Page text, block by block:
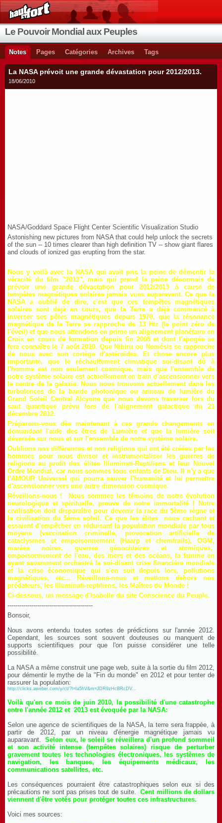
Le Pouvoir Mondial aux Peuples
Notes Pages Catégories Archives Tags
La NASA prévoit une grande dévastation pour 2012/2013.
18/06/2010
NASA/Goddard Space Flight Center Scientific Visualization Studio
Astonishing new pictures from NASA that could help unlock the secrets
of the sun -- 10 times clearer than high definition TV -- show giant flares
and clouds of ionized gas erupting from the star.
Nous y voilà avec la NASA qui avait pris la peine de démentir la
véracité du film "2012", mais qui prend la peine désormais de
prévoir une grande dévastation pour 2012/2013 à cause de
tempêtes magnétiques solaires jamais vues auparavant. Ce que la
NASA a oublié de dire, c'est que ces tempêtes magnétiques
solaires sont déjà en cours, que la Terre a déjà commencé à
inverser ses pôles magnétiques depuis 1970, que la résonance
magnétique de la Terre se rapproche de 13 Htz (le point zéro de
l'éveil) et que nous attendons en prime un alignement planétaire en
Croix en cours de formation depuis fin 2008 et dont l'apogée se
fera connaître le 7 août 2010. Que Nibiru ou Nemésis se rapproche
de nous avec son cortège d'astéroïdes. Et chose encore plus
importante, que le réchauffement climatique soi-disant dû à
l'homme est non seulement cosmique, mais que l'ensemble de
notre système solaire est actuellement en train d'ascensionner vers
le centre de la galaxie. Nous nous trouvons actuellement dans les
turbulences de la bande photonique ou anneau de lumière du
Grand Soleil Central Alcyone que nous devons traverser lors du
saut quantique prévu lors de l'alignement galactique du 21
décembre 2012.
Préparons-vous dès maintenant à ces grands changements en
demandant l'aide des êtres de Lumière et que la lumière soit
déversée sur nous et sur l'ensemble de notre système solaire.
Oublions nos différences et nos religions qui ont été créées par les
hommes pour nous diviser et instrumentaliser les guerres de
religions au profit des élites Illuminati-Reptiliens et leur Nouvel
Ordre Mondial, car nous sommes tous enfants de Dieu. Il n'y a que
l'AMOUR Universel qui pourra sauver l'humanité et lui permettre
d'ascensionner vers une autre dimension cosmique.
Réveillons-nous ! Nous sommes les témoins de notre évolution
neurologique et spirituelle, preuve de notre immortalité ! Notre
civilisation doit disparaître pour devenir la race du 5ème règne et
la civilisation du 5ème soleil. Ce que les élites nous cachent et
essaient d'empêcher en réduisant la population mondiale par tous
moyens (vaccination criminelle, provocation artificielle de
cataclysmes et empoisonnement (Haarp et chemtrails), OGM,
marées noires, guerres génocidaires et atomiques,
empoisonnement de l'eau, des mers et des océans, la famine en
ayant savamment orchestré la soi-disant crise financière mondiale
et la crise économique qui s'en suit depuis lors, pollutions
magnétiques, etc... Réveillons-nous et mettons dehors nos
prédateurs, les Illuminati-reptiliens, les Maîtres du Monde !
Ci-dessous, un message d'Isabelle du site Conscience du Peuple.
-------------------------------------------
Bonsoir,
Nous avons entendu toutes sortes de prédictions sur l'année 2012.
Cependant, les sources sont souvent douteuses ou manquent de
supports scientifiques pour que l'on puisse considérer une telle
possibilité.
La NASA a même construit une page web, suite à la sortie du film 2012,
pour démentir le mythe de la "Fin du monde" en 2012 et pour tenter de
rassurer la population:
http://clicks.aweber.com/y/ct/?l=Ia5hV&m=JDR9zHcBRcDV...
Voilà qu'en ce mois de juin 2010, la possibilité d'une catastrophe
entre l'année 2012 et 2013 est évoquée par la NASA:
Selon une agence de scientifiques de la NASA, la terre sera frappée, à
partir de 2012, par un niveau d'énergie magnétique jamais vu
auparavant.Selon eux, le soleil se réveillera d'un profond sommeil
et son activité intense (tempêtes solaires) risque de perturber
gravement toutes les technologies électroniques, les systèmes de
navigation, les banques, les équipements médicaux, les
communications satellites, etc.
Les conséquences pourraient être catastrophiques selon eux si des
précautions ne sont pas prises tout de suite.Cent millions de dollars
viennent d'être votés pour protéger toutes ces infrastructures.
Voici mes sources: